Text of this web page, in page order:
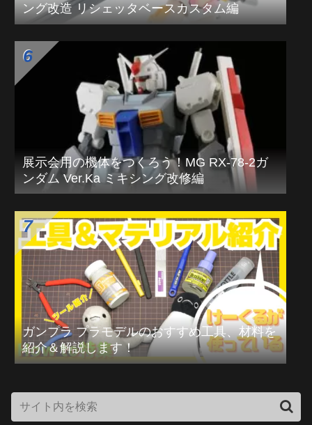
ング改造 リシェッタベースカスタム編
展示会用の機体をつくろう！MG RX-78-2ガ
ンダム Ver.Ka ミキシング改修編
ガンプラ プラモデルのおすすめ工具、材料を
紹介＆解説します！